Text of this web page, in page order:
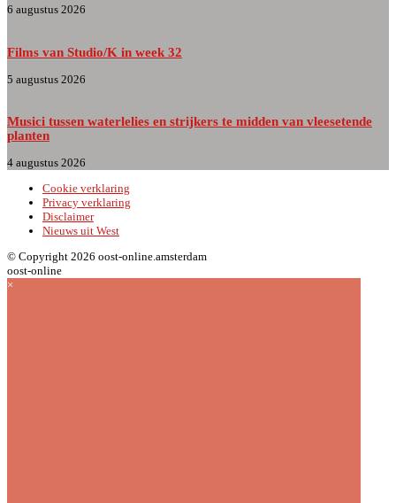
6 augustus 2026
Films van Studio/K in week 32
5 augustus 2026
Musici tussen waterlelies en strijkers te midden van vleesetende
planten
4 augustus 2026
Cookie verklaring
Privacy verklaring
Disclaimer
Nieuws uit West
© Copyright 2026 oost-online.amsterdam
oost-online
×